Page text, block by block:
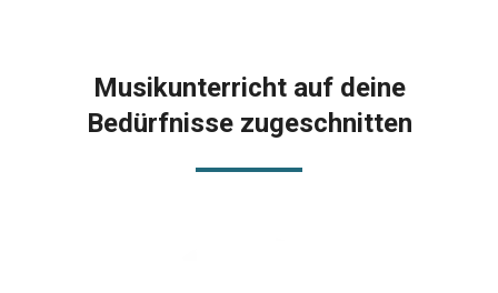
Musikunterricht auf deine
Bedürfnisse zugeschnitten